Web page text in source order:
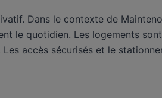
Dans le contexte de
le quotidien. Les logements
accès sécurisés et le